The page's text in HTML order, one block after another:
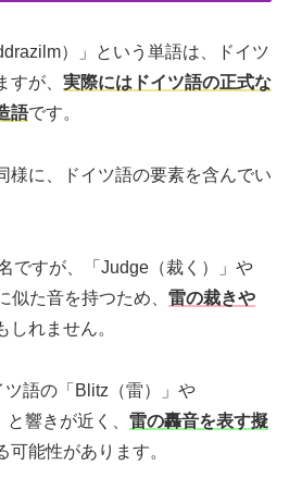
）」という単語は、ドイツ
が、 実際にはドイツ語の正式な
語です。
様に、ドイツ語の要素を含んでい
ですが、「Judge（裁く）」や
似た音を持つため、 雷の裁きや
しれません。
ツ語の「Blitz（雷）」や
と響きが近く、 雷の轟音を表す擬
可能性があります。